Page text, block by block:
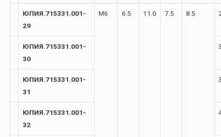
ЮПИЯ.715331.001-
29
М6 6.5 11.0 7.5 8.5
ЮПИЯ.715331.001-
30
ЮПИЯ.715331.001-
31
ЮПИЯ.715331.001-
32